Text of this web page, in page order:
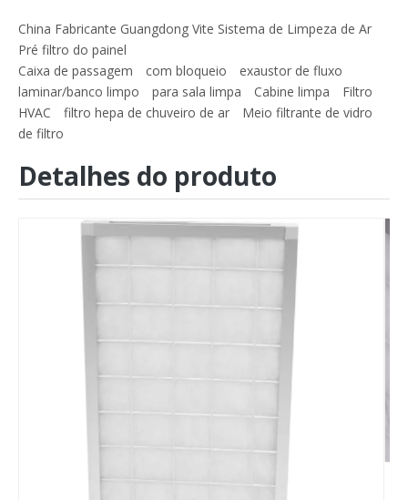
China Fabricante Guangdong Vite Sistema de Limpeza de Ar
Pré filtro do painel
Caixa de passagem
com bloqueio
exaustor de fluxo
laminar/banco limpo
para sala limpa Cabine limpa
Filtro
HVAC
filtro hepa de chuveiro de ar
Meio filtrante de vidro
de filtro
Detalhes do produto